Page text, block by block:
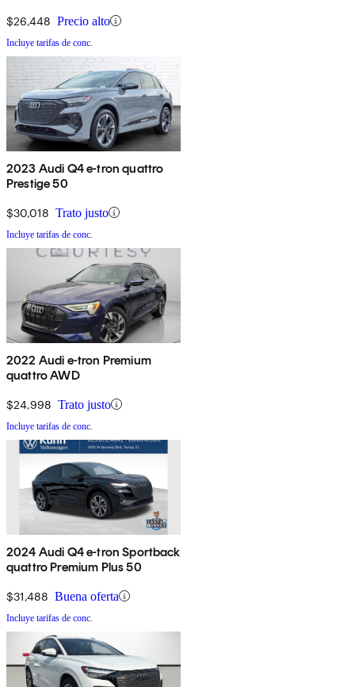
$26,448 Precio alto
Incluye tarifas de conc.
2023 Audi Q4 e-tron quattro
Prestige 50
$30,018 Trato justo
Incluye tarifas de conc.
2022 Audi e-tron Premium
quattro AWD
$24,998 Trato justo
Incluye tarifas de conc.
2024 Audi Q4 e-tron Sportback
quattro Premium Plus 50
$31,488 Buena oferta
Incluye tarifas de conc.